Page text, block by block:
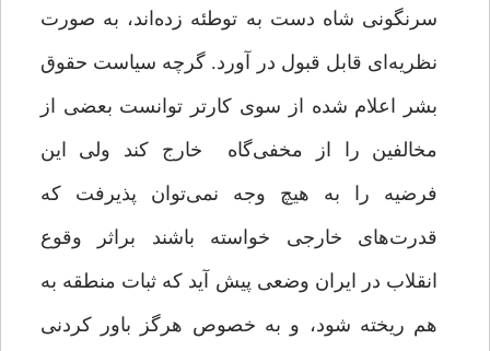
سرنگونی شاه دست به توطئه زده‌اند، به صورت
نظریه‌ای قابل قبول در آورد. گرچه سیاست حقوق
بشر اعلام شده از سوی کارتر توانست بعضی از
مخالفین را از مخفی‌گاه خارج کند ولی این
فرضیه را به هیچ وجه نمی‌توان پذیرفت که
قدرت‌های خارجی خواسته باشند براثر وقوع
انقلاب در ایران وضعی پیش آید که ثبات منطقه به
هم ریخته شود، و به خصوص هرگز باور کردنی